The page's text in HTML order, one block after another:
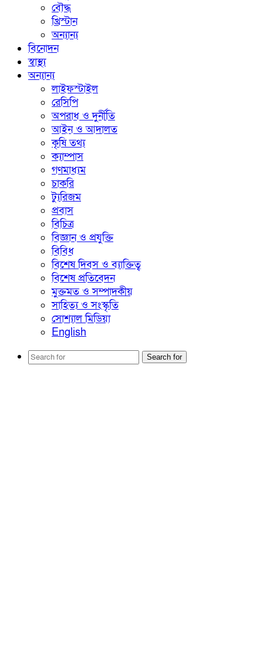
বৌদ্ধ
খ্রিস্টান
অন্যান্য
বিনোদন
স্বাস্থ্য
অন্যান্য
লাইফস্টাইল
রেসিপি
অপরাধ ও দুর্নীতি
আইন ও আদালত
কৃষি তথ্য
ক্যাম্পাস
গণমাধ্যম
চাকরি
ট্যুরিজম
প্রবাস
বিচিত্র
বিজ্ঞান ও প্রযুক্তি
বিবিধ
বিশেষ দিবস ও ব্যাক্তিত্ব
বিশেষ প্রতিবেদন
মুক্তমত ও সম্পাদকীয়
সাহিত্য ও সংস্কৃতি
সোশ্যাল মিডিয়া
English
Search for